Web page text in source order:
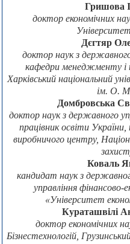
Гришова
доктор економічних
Дєгтяр
доктор наук з
кафедри менеджменту і
Харківський національний
ім. О.
Домбровська
доктор наук з державного
працівник освіти
виробничого центру,
Коваль
кандидат наук з
управління
«Університет
Кураташвілі
доктор економічних
Бізнестехнологій,